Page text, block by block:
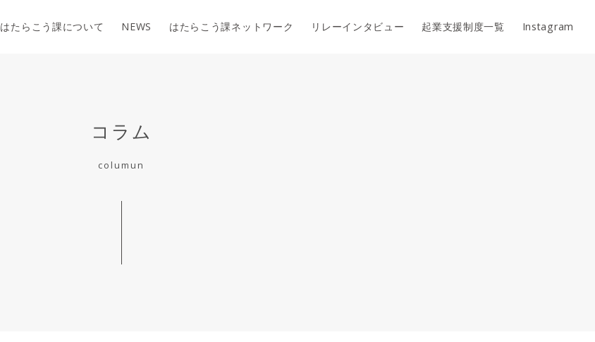
はたらこう課について NEWS はたらこう課ネットワーク リレーインタビュー 起業支援制度一覧 Instagram
コラム
columun